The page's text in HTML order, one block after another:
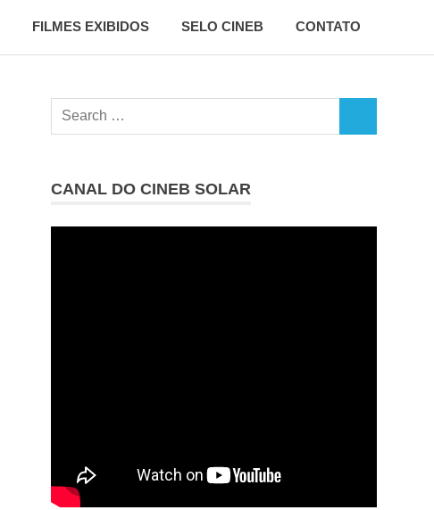
FILMES EXIBIDOS SELO CINEB CONTATO
Search
CANAL DO CINEB SOLAR